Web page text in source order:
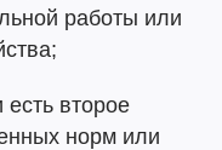
работы или
есть второе
норм или